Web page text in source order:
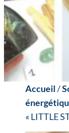
Accueil/
« LITTLE